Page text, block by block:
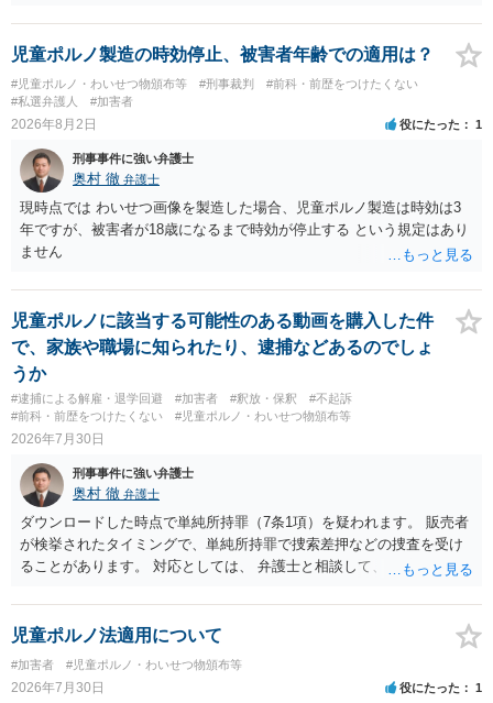
で、警察にバレれば、それなりの捜査を受けるでしょう。
児童ポルノ製造の時効停止、被害者年齢での適用は？
#児童ポルノ・わいせつ物頒布等 #刑事裁判
#前科・前歴をつけたくない
#私選弁護人
#加害者
2026年8月2日 役にたった 1
刑事事件に強い弁護士
奥村 徹 弁護士
現時点では わいせつ画像を製造した場合、児童ポルノ製造は時効は3
年ですが、被害者が18歳になるまで時効が停止する という規定はあり
ません
児童ポルノに該当する可能性のある動画を購入した件
で、家族や職場に知られたり、逮捕などあるのでしょ
うか
#逮捕による解雇・退学回避 #加害者 #釈放・保釈
#不起訴
#前科・前歴をつけたくない
#児童ポルノ・わいせつ物頒布等
2026年7月30日
刑事事件に強い弁護士
奥村 徹 弁護士
ダウンロードした時点で単純所持罪（7条1項）を疑われます。 販売者
が検挙されたタイミングで、単純所持罪で捜索差押などの捜査を受け
ることがあります。 対応としては、 弁護士と相談して、 児童ポルノ
談しておく などが考えられます。
児童ポルノ法適用について
#加害者 #児童ポルノ・わいせつ物頒布等
2026年7月30日 役にたった 1